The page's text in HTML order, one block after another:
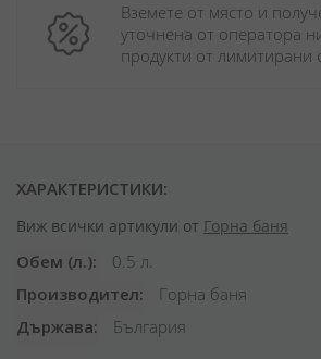
Вземете от място и
уточнена от оператора
продукти от лимитирани
ХАРАКТЕРИСТИКИ:
Виж всички артикули от Горна баня
Обем (л.)
0.5 л.
Производител
Горна баня
Държава
България